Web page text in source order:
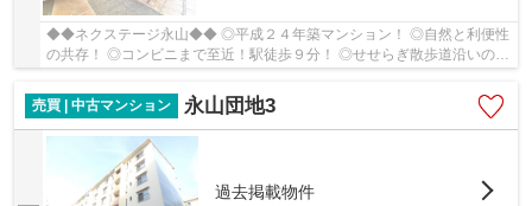
◆◆ネクステージ永山◆◆ ◎平成２４年築マンション！ ◎自然と利便性
の共存！ ◎コンビニまで至近！駅徒歩９分！ ◎せせらぎ散歩道沿いのマ
ンション！ ◎４階角部屋！駅まで美しい桜並木の景...
売買 | 中古マンション
永山団地3
過去掲載物件